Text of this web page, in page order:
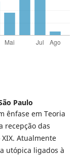
Paulo
ênfase em Teoria
recepção das
Atualmente
utópica ligados à